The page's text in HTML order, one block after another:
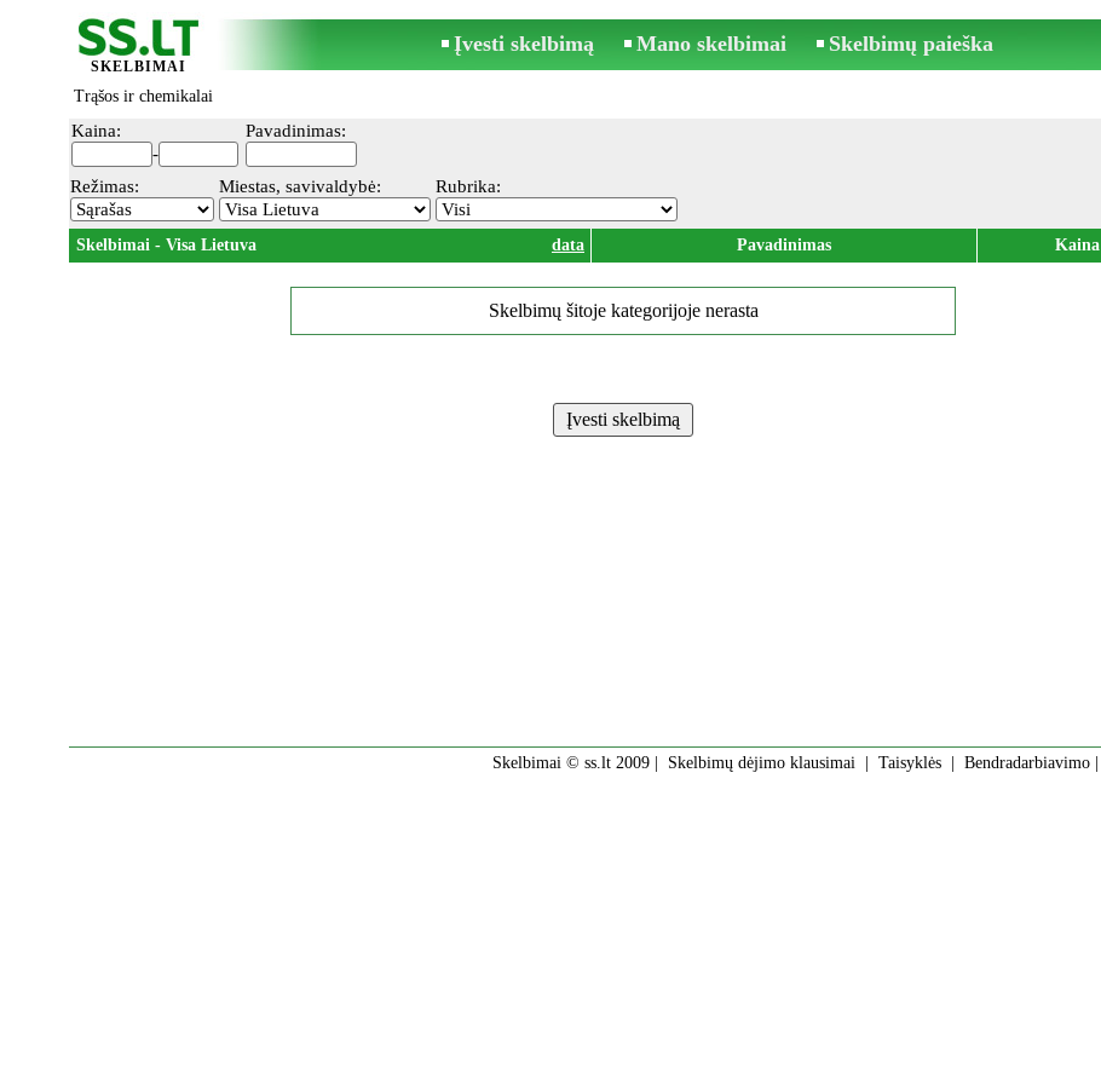
SKELBIMAI
Įvesti skelbimą Mano skelbimai Skelbimų paieška
Trąšos ir chemikalai
Kaina:
-
Pavadinimas:
Režimas: Miestas, savivaldybė: Rubrika:
Skelbimai - Visa Lietuva data Pavadinimas Kaina
Skelbimų šitoje kategorijoje nerasta
Skelbimai © ss.lt 2009 | Skelbimų dėjimo klausimai Taisyklės Bendradarbiavimo